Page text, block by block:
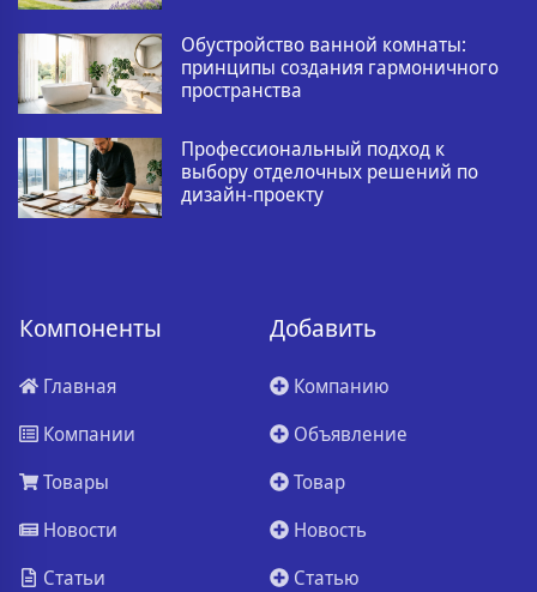
Обустройство ванной комнаты:
принципы создания гармоничного
пространства
Профессиональный подход к
выбору отделочных решений по
дизайн-проекту
Компоненты
Главная
Компании
Товары
Новости
Статьи
Добавить
Компанию
Объявление
Товар
Новость
Статью